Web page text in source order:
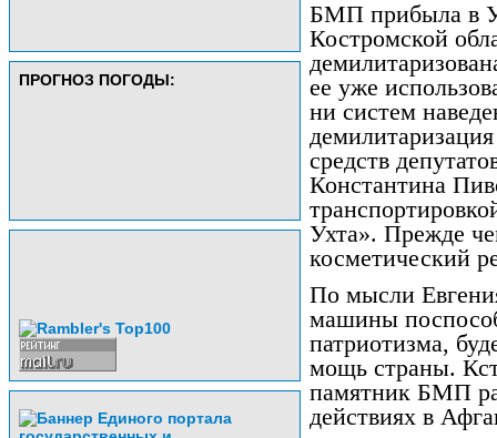
ПРОГНОЗ ПОГОДЫ:
БМП прибыла в
Костромской
ее уже
ни систем
средств
Константина
Ухта». Прежде
косметический
По мысли
машины
патриотизма,
мощь страны.
памятник БМП
действиях в